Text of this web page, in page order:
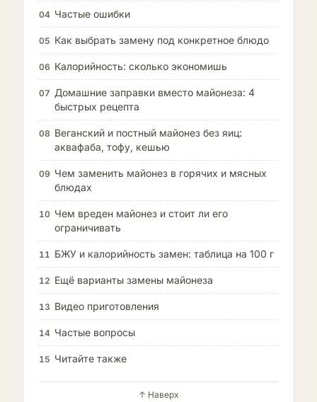
04 Частые ошибки
05 Как выбрать замену под конкретное блюдо
06 Калорийность: сколько экономишь
07 Домашние заправки вместо майонеза: 4
быстрых рецепта
08 Веганский и постный майонез без яиц:
аквафаба, тофу, кешью
09 Чем заменить майонез в горячих и мясных
блюдах
10 Чем вреден майонез и стоит ли его
ограничивать
11 БЖУ и калорийность замен: таблица на 100 г
12 Ещё варианты замены майонеза
13 Видео приготовления
14 Частые вопросы
15 Читайте также
↑ Наверх